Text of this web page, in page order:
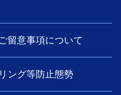
留意事項について
ング等防止態勢